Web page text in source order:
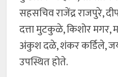
सहसचिव राजेंद्र राजपुरे,
दत्ता मुटकुळे, किशोर
अंकुश दळे, शंकर कर्डिले,
उपस्थित होते.